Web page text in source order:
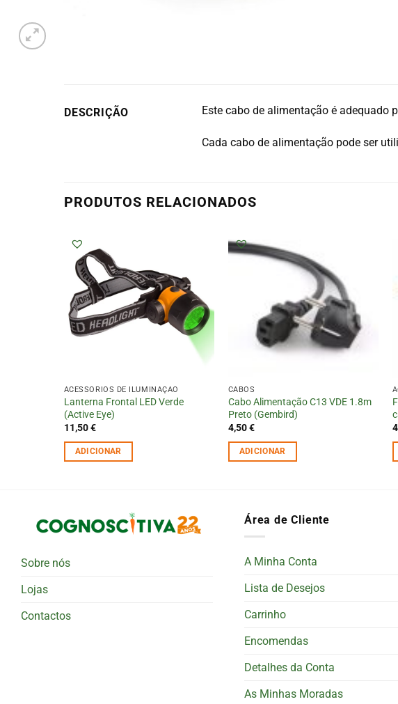
DESCRIÇÃO Este cabo de alimentação é adequado
Cada cabo de alimentação pode ser
PRODUTOS RELACIONADOS
ACESSÓRIOS DE ILUMINAÇÃO
Lanterna Frontal LED Verde
(Active Eye)
11,50€
ADICIONAR
CABOS
Cabo Alimentação C13 VDE 1.8m
Preto (Gembird)
4,50€
ADICIONAR
Sobre nós
Lojas
Contactos
Área de Cliente
A Minha Conta
Lista de Desejos
Carrinho
Encomendas
Detalhes da Conta
As Minhas Moradas